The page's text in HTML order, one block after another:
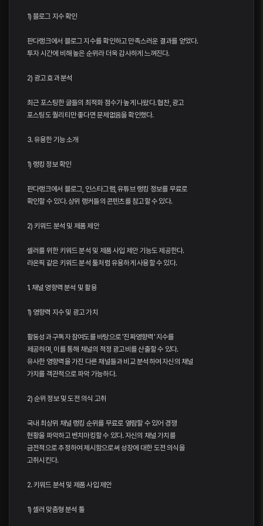
1) 블로그 지수 확인
판다랭크에서 블로그 지수를 확인하고 만족스러운 결과를 얻었다.
투자 시간에 비해 높은 순위라 더욱 감사하게 느껴진다.
2) 광고 효과 분석
최근 포스팅한 글들의 최적화 점수가 높게 나왔다. 협찬, 광고
포스팅도 퀄리티만 좋다면 문제없음을 확인했다.
3. 유용한 기능 소개
1) 랭킹 정보 확인
판다랭크에서 블로그, 인스타그램, 유튜브 랭킹 정보를 무료로
확인할 수 있다. 상위 랭커들의 콘텐츠를 참고할 수 있다.
2) 키워드 분석 및 제품 제안
셀러를 위한 키워드 분석 및 제품 사입 제안 기능도 제공한다.
라온픽 같은 키워드 분석 툴처럼 유용하게 사용할 수 있다.
1. 채널 영향력 분석 및 활용
1) 영향력 지수 및 광고 가치
활동성과 구독자 참여도를 바탕으로 '진짜영향력' 지수를
제공하며, 이를 통해 채널의 적정 광고비를 산출할 수 있다.
유사한 영향력을 가진 다른 채널들과 비교 분석하여 자신의 채널
가치를 객관적으로 파악 가능하다.
2) 순위 정보 및 도전 의식 고취
국내 최상위 채널 랭킹 순위를 무료로 열람할 수 있어 경쟁
현황을 파악하고 벤치마킹할 수 있다. 자신의 채널 가치를
금전적으로 추정하여 제시함으로써 성장에 대한 도전 의식을
고취시킨다.
2. 키워드 분석 및 제품 사입 제안
1) 셀러 맞춤형 분석 툴